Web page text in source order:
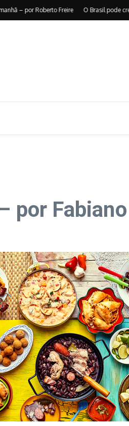
– por Roberto Freire O Brasil pode
por